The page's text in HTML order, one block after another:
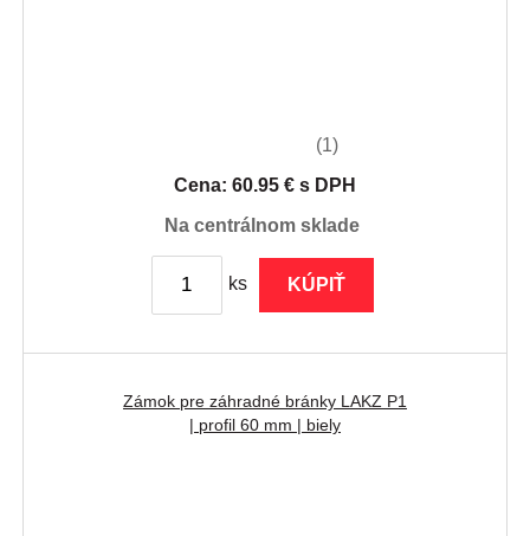
(1)
Cena: 60.95 € s DPH
na centrálnom sklade
ks KÚPIŤ
Zámok pre záhradné bránky LAKZ P1
| profil 60 mm | biely